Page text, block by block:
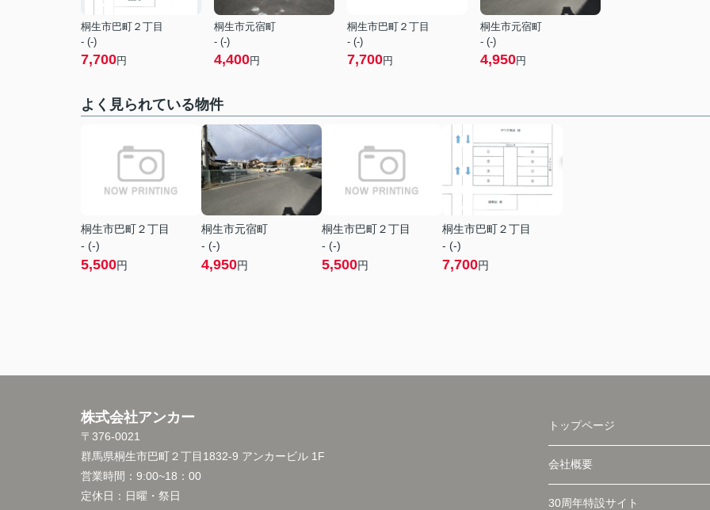
桐生市巴町２丁目
- (-)
7,700円
桐生市元宿町
- (-)
4,400円
桐生市巴町２丁目
- (-)
7,700円
桐生市元宿町
- (-)
4,950円
よく見られている物件
桐生市巴町２丁目
- (-)
5,500円
桐生市元宿町
- (-)
4,950円
桐生市巴町２丁目
- (-)
5,500円
桐生市巴町２丁目
- (-)
7,700円
株式会社アンカー
〒376-0021
群馬県桐生市巴町２丁目1832-9 アンカービル 1F
営業時間： 9:00~18：00
定休日： 日曜・祭日
トップページ
会社概要
30周年特設サイト